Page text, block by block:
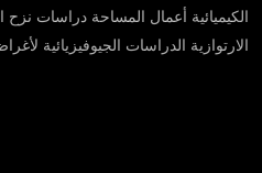
الكيميائية أعمال المساحة دراسات نزح
الارتوازية الدراسات الجيوفيزيائية